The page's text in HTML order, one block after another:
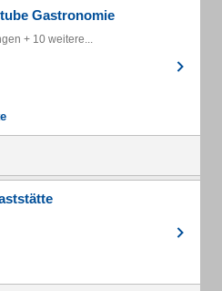
Gastronomie
+ 10 weitere...